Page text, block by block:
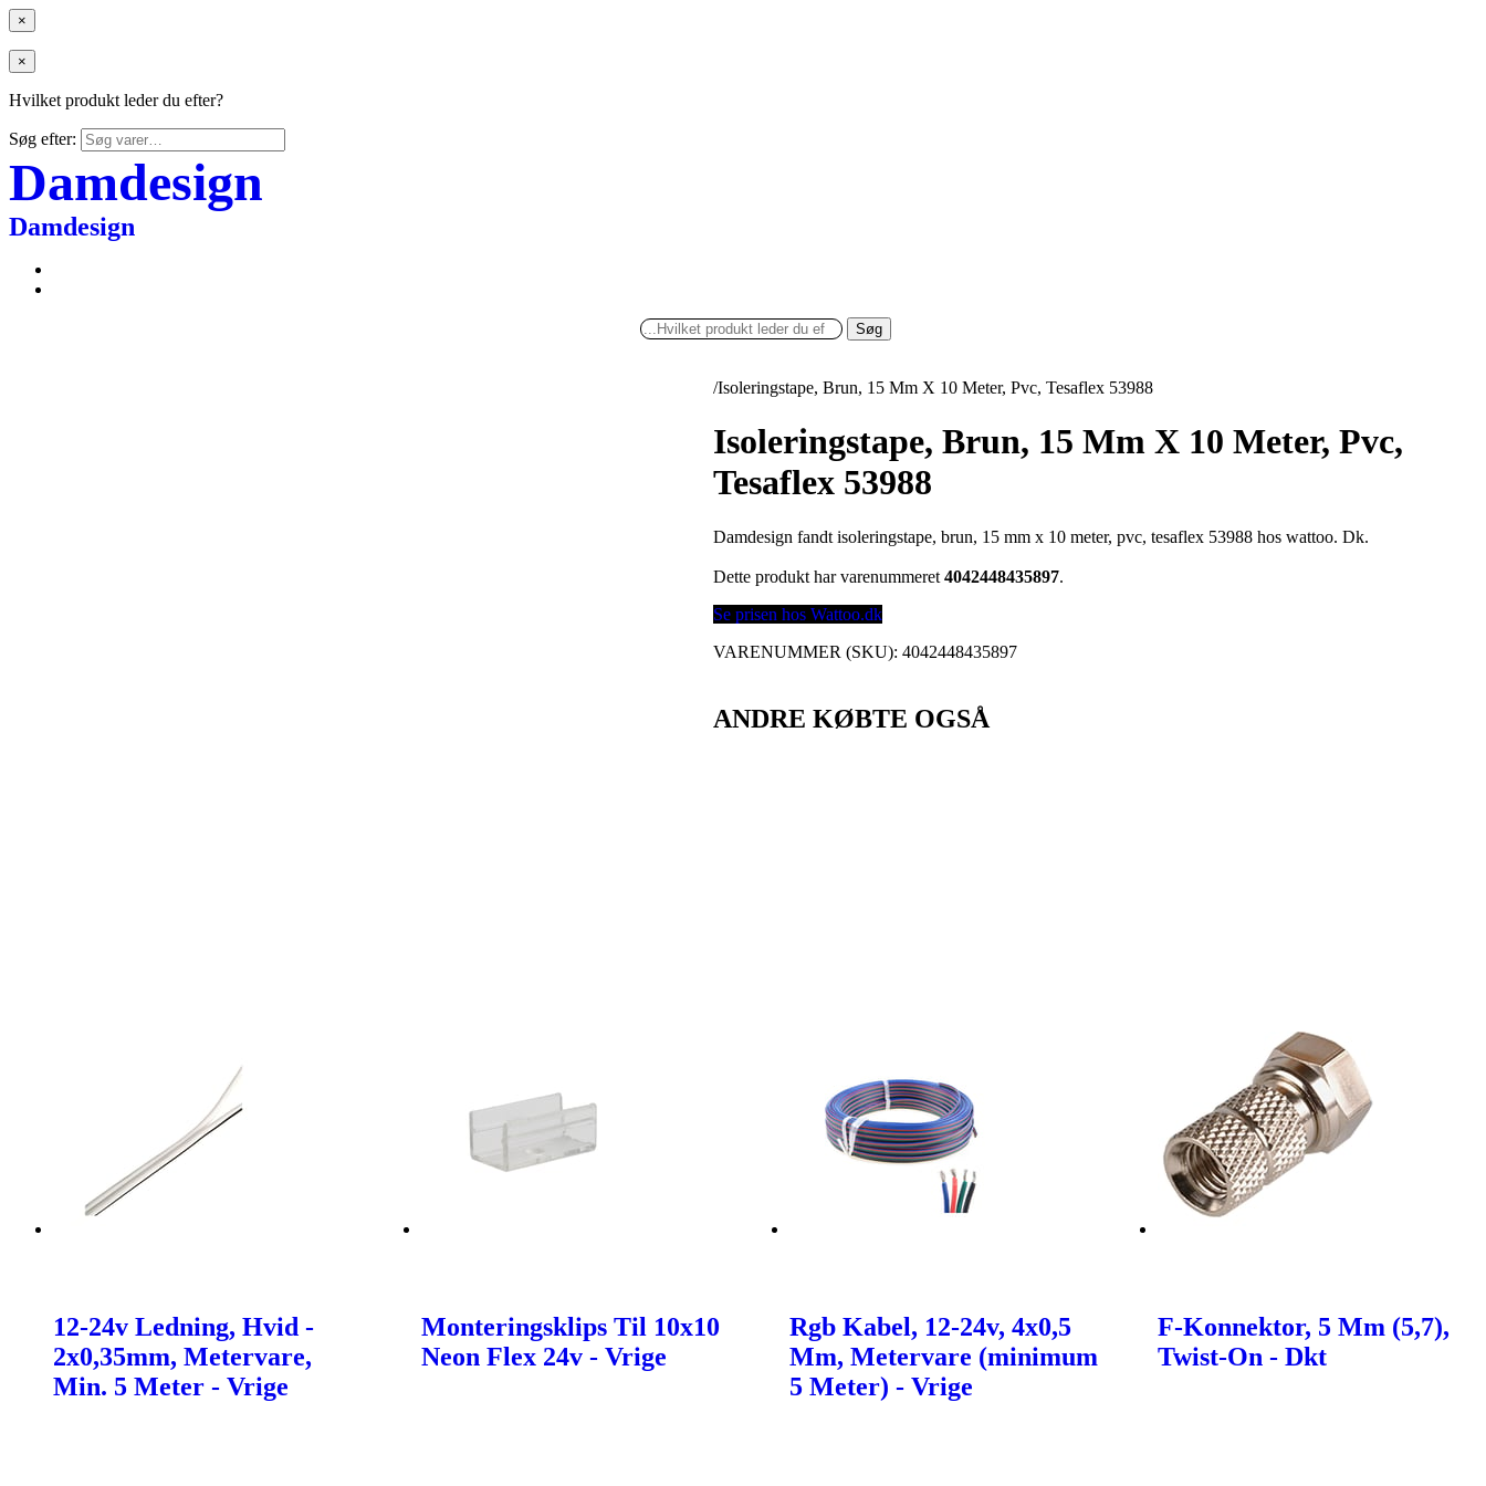
×
×
Hvilket produkt leder du efter?
Søg efter:
Damdesign
Damdesign
Søg
/Isoleringstape, Brun, 15 Mm X 10 Meter, Pvc, Tesaflex 53988
Isoleringstape, Brun, 15 Mm X 10 Meter, Pvc,
Tesaflex 53988
Damdesign fandt isoleringstape, brun, 15 mm x 10 meter, pvc, tesaflex 53988 hos wattoo. Dk.
Dette produkt har varenummeret4042448435897.
Se prisen hos Wattoo.dk
VARENUMMER (SKU):4042448435897
ANDRE KØBTE OGSÅ
12-24v Ledning, Hvid -
2x0,35mm, Metervare,
Min. 5 Meter - Vrige
Monteringsklips Til 10x10
Neon Flex 24v - Vrige
Rgb Kabel, 12-24v, 4x0,5
Mm, Metervare (minimum
5 Meter) - Vrige
F-Konnektor, 5 Mm (5,7),
Twist-On - Dkt